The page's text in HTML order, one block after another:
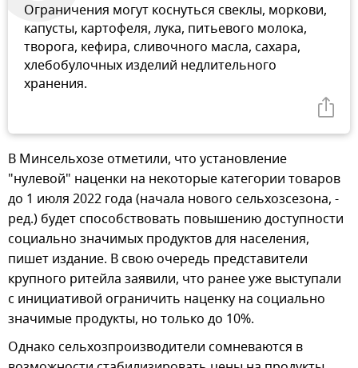
Ограничения могут коснуться свеклы, моркови,
капусты, картофеля, лука, питьевого молока,
творога, кефира, сливочного масла, сахара,
хлебобулочных изделий недлительного
хранения.
В Минсельхозе отметили, что установление
"нулевой" наценки на некоторые категории товаров
до 1 июля 2022 года (начала нового сельхозсезона, -
ред.) будет способствовать повышению доступности
социально значимых продуктов для населения,
пишет издание. В свою очередь представители
крупного ритейла заявили, что ранее уже выступали
с инициативой ограничить наценку на социально
значимые продукты, но только до 10%.
Однако сельхозпроизводители сомневаются в